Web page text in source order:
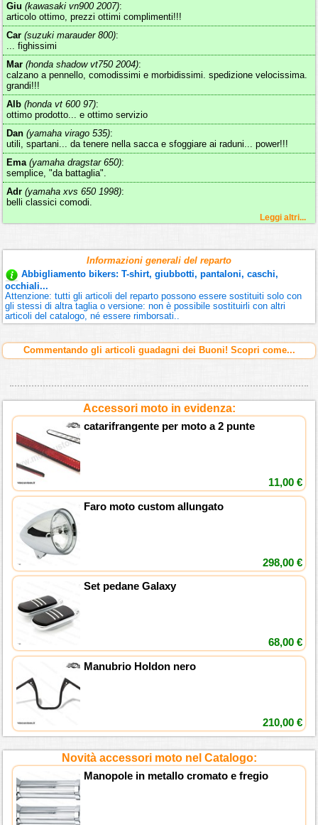
Giu (kawasaki vn900 2007):
articolo ottimo, prezzi ottimi complimenti!!!
Car (suzuki marauder 800):
... fighissimi
Mar (honda shadow vt750 2004):
calzano a pennello, comodissimi e morbidissimi. spedizione velocissima.
grandi!!!
Alb (honda vt 600 97):
ottimo prodotto... e ottimo servizio
Dan (yamaha virago 535):
utili, spartani... da tenere nella sacca e sfoggiare ai raduni... power!!!
Ema (yamaha dragstar 650):
semplice, "da battaglia".
Adr (yamaha xvs 650 1998):
belli classici comodi.
Leggi altri...
Informazioni generali del reparto
Abbigliamento bikers: T-shirt, giubbotti, pantaloni, caschi,
occhiali...
Attenzione: tutti gli articoli del reparto possono essere sostituiti solo con
gli stessi di altra taglia o versione: non è possibile sostituirli con altri
articoli del catalogo, né essere rimborsati..
Commentando gli articoli guadagni dei Buoni! Scopri come...
Accessori moto in evidenza:
catarifrangente per moto a 2 punte
11,00 €
Faro moto custom allungato
298,00 €
Set pedane Galaxy
68,00 €
Manubrio Holdon nero
210,00 €
Novità accessori moto nel Catalogo:
Manopole in metallo cromato e fregio